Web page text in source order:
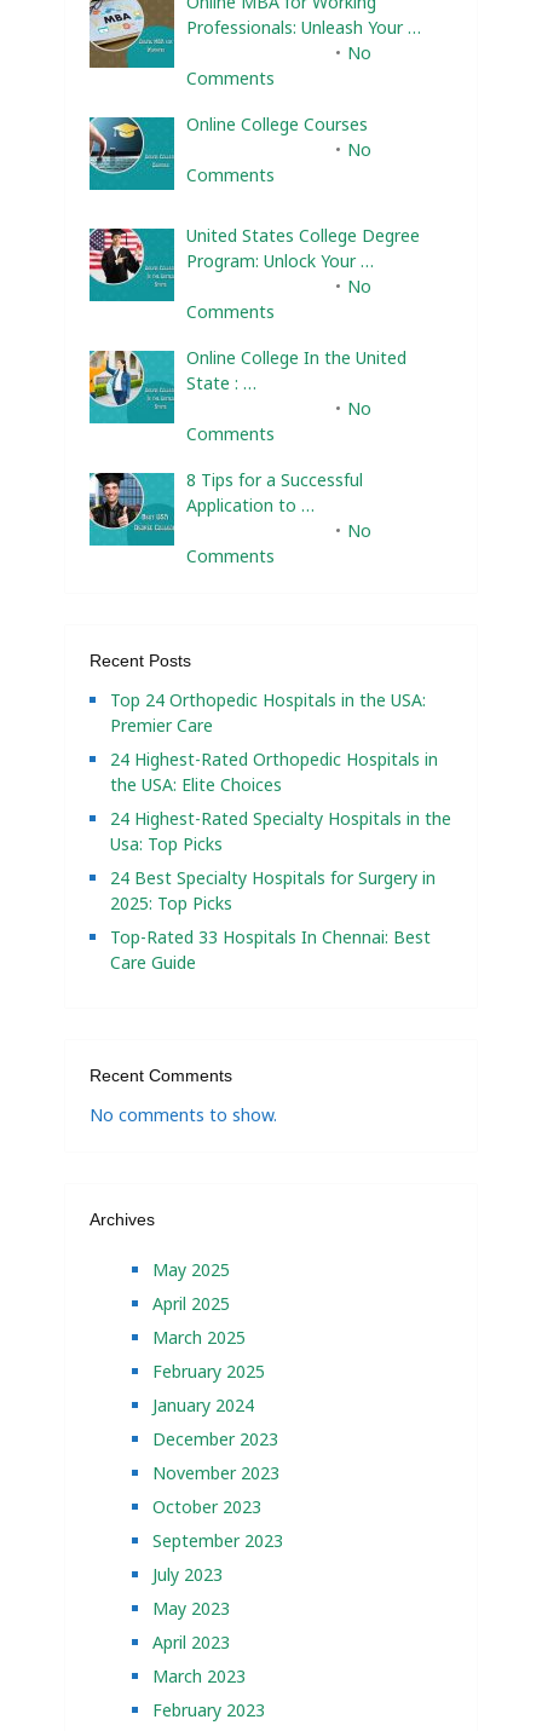
Professionals: Unleash Your …
No
Comments
Online College Courses
No
Comments
United States College Degree
Program: Unlock Your …
No
Comments
Online College In the United
State : …
No
Comments
8 Tips for a Successful
Application to …
No
Comments
Recent Posts
Top 24 Orthopedic Hospitals in the USA:
Premier Care
24 Highest-Rated Orthopedic Hospitals in
the USA: Elite Choices
24 Highest-Rated Specialty Hospitals in the
Usa: Top Picks
24 Best Specialty Hospitals for Surgery in
2025: Top Picks
Top-Rated 33 Hospitals In Chennai: Best
Care Guide
Recent Comments
No comments to show.
Archives
May 2025
April 2025
March 2025
February 2025
January 2024
December 2023
November 2023
October 2023
September 2023
July 2023
May 2023
April 2023
March 2023
February 2023